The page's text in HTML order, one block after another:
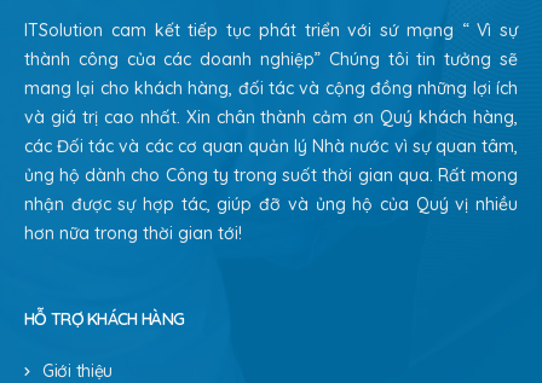
ITSolution cam kết tiếp tục phát triển với sứ mạng “ Vì sự
thành công của các doanh nghiệp” Chúng tôi tin tưởng sẽ
mang lại cho khách hàng, đối tác và cộng đồng những lợi ích
và giá trị cao nhất. Xin chân thành cảm ơn Quý khách hàng,
các Đối tác và các cơ quan quản lý Nhà nước vì sự quan tâm,
ủng hộ dành cho Công ty trong suốt thời gian qua. Rất mong
nhận được sự hợp tác, giúp đỡ và ủng hộ của Quý vị nhiều
hơn nữa trong thời gian tới!
HỖ TRỢ KHÁCH HÀNG
Giới thiệu